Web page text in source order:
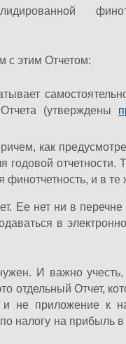
с этим Отчетом:
(утверждены
как
годовой отчетности.
и в те
Ее нет ни в
в
И важно
отдельный Отчет,
не приложение к
налогу на прибыль в